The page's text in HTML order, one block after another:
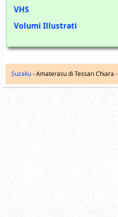
VHS
Volumi Illustrati
Suzaku- Amaterasu di Tessari Chiara -